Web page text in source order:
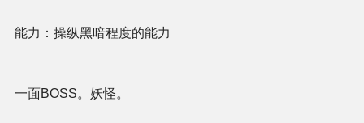
能力：操纵黑暗程度的能力
一面BOSS。妖怪。